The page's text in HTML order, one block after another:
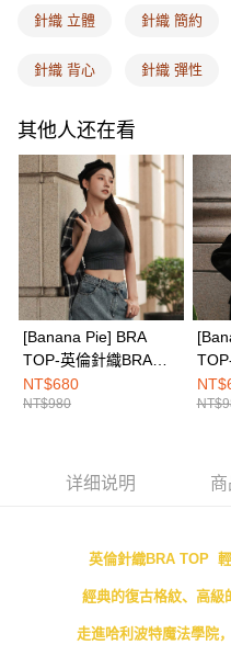
繳費期限，為商家向您請款的時間
商品與否，仍需要請您在AFTEE規
二、付款限制
1. 初次使用 AFTEE 時，將依認證
之上限額度
2. 結帳金額須大於NT$30
3. 目前僅支援台灣會員
三、聲明條款
「AFTEE先享後付」(下稱本服務)
所提供，並由 AFTEE 向您收取款
含但不限於訂購人姓名、電話，收
AFTEE 於本服務必要服務範圍內
處理、利用，詳參 AFTEE 官網之
（https://aftee.tw/privacypolicy/）。
若款項超過繳費期限，將根據當次
未成年的使用者，請事先徵得法
若您對於個人資料之處理、利用有
繫恩沛科技股份有限公司。若您不
付款後7-11取貨
每笔NT$100，满NT$1,500(含
EASY SHOP門市速取
免运费
海外配送
針織 立體 針織 簡約
針織 背心 針織 彈性
其他人还在看
[Banana Pie] BRA
TOP-英倫針織BRA
TOP-煤渣墨灰
NT$680
NT$980
详细说明
英倫針織BRA TOP 輕
經典的復古格紋、高級
走進哈利波特魔法學院